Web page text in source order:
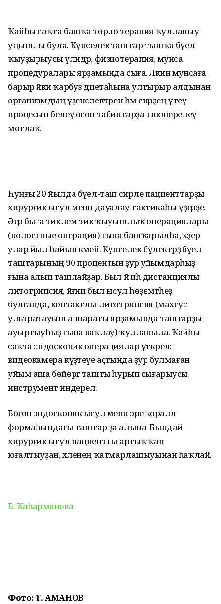
Ҡайһы саҡта башҡа төрлө терапия ҡулланыу
уңышлы була. Күпселек таштар тышҡа бәүел
ҡыуҙырыусы үләндәр, физиотерапия, мунса
процедуралары ярҙамында сыға. Ләкин мунсаға
барыр йәки ҡарбуз диетаһына ултырыр алдынан
организмдың үҙенсәлектәрен һәм сирҙең үтеү
процесын белеү өсөн табиптарҙа тикшерелеү
мотлаҡ.
Һуңғы 20 йылда бәүел-таш сирле пациенттарҙы
хирургик ысул менән дауалау тактикаһы үҙгәрҙе.
Әгәр быға тиклем тик ҡыуышлыҡ операциялары
(полостные операция) ғына башҡарылһа, хәҙер
улар йыл һайын кәмей. Күпселек бүлектәрҙә бәүел
таштарының 90 процентын ҙур уйымдарһыҙ
ғына алып ташлайҙар. Был йә иһә дистанциялы
литотрипсия, йәғни был ысул һөҙөмтәһеҙ
булғанда, контактлы литотрипсия (махсус
ультратауыш аппараты ярҙамында таштарҙы
ауыртыуһыҙ ғына ваҡлау) ҡулланыла. Ҡайһы
саҡта эндоскопик операциялар үткәрелә:
видеокамера күҙәтеүе аҫтында ҙур булмаған
уйым аша бөйөргә ташты һурып сығарыусы
инструмент индерелә.
Бөгөн эндоскопик ысул менән эре коралл
формаһындағы таштар ҙа алына. Бындай
хирургик ысул пациентты артыҡ ҡан
юғалтыуҙан, хәленең ҡатмарлашыуынан һаҡлай.
Б. Ҡаһарманова
Фото: Т. АМАНОВ